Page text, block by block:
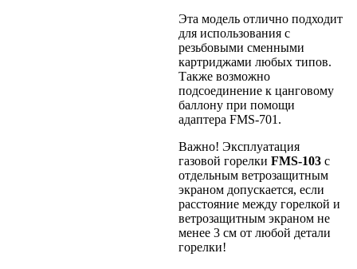
Эта модель отлично подходит
для использования с
резьбовыми сменными
картриджами любых типов.
Также возможно
подсоединение к цанговому
баллону при помощи
адаптера FMS-701.
Важно! Эксплуатация
газовой горелки FMS-103 с
отдельным ветрозащитным
экраном допускается, если
расстояние между горелкой и
ветрозащитным экраном не
менее 3 см от любой детали
горелки!